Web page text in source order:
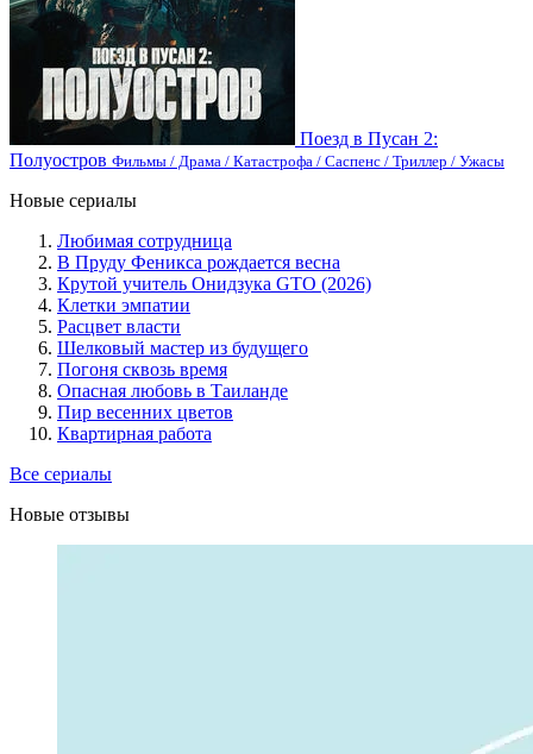
Поезд в Пусан 2:
Полуостров Фильмы / Драма / Катастрофа / Саспенс / Триллер / Ужасы
Новые сериалы
Любимая сотрудница
В Пруду Феникса рождается весна
Крутой учитель Онидзука GTO (2026)
Клетки эмпатии
Расцвет власти
Шелковый мастер из будущего
Погоня сквозь время
Опасная любовь в Таиланде
Пир весенних цветов
Квартирная работа
Все сериалы
Новые отзывы